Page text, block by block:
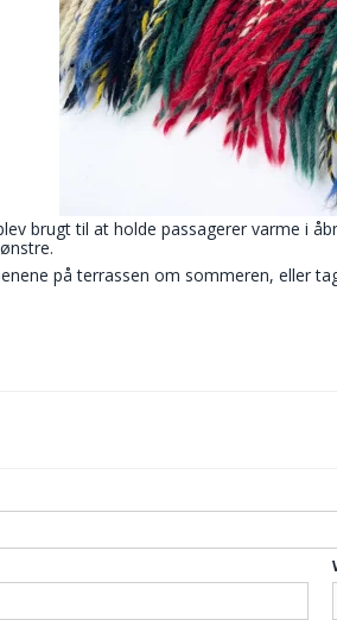
brugt til at holde passagerer varme i
på terrassen om sommeren, eller